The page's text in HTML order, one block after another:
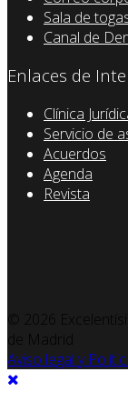
Sala de
Canal de
Enlaces de
Clínica
Servicio de
Acuerdos
Agenda
Revista
© 2026
de Madrid
Aviso legal y